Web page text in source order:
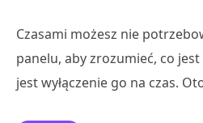
Czasami możesz nie
panelu, aby zrozumieć, co
jest wyłączenie go na czas.